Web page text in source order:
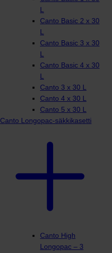
L
Canto Basic 2 x 30
L
Canto Basic 3 x 30
L
Canto Basic 4 x 30
L
Canto 3 x 30 L
Canto 4 x 30 L
Canto 5 x 30 L
Canto Longopac-säkkikasetti
Canto High
Longopac – 3